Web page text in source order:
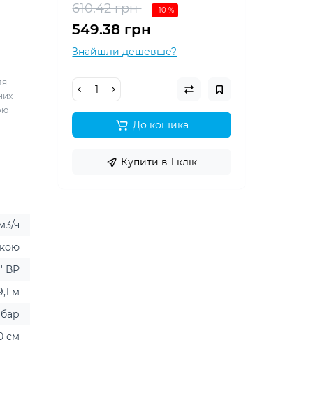
ч
ВР
м
бар
см
610.42 грн -10 %
549.38 грн
Знайшли дешевше?
До кошика
Купити в 1 клік